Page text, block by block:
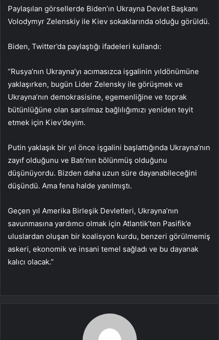
Paylaşılan görsellerde Biden’ın Ukrayna Devlet Başkanı
Volodymyr Zelenskiy ile Kiev sokaklarında olduğu görüldü.
Biden, Twitter’da paylaştığı ifadeleri kullandı:
“Rusya’nın Ukrayna’yı acımasızca işgalinin yıldönümüne
yaklaşırken, bugün Lider Zelensky ile görüşmek ve
Ukrayna’nın demokrasisine, egemenliğine ve toprak
bütünlüğüne olan sarsılmaz bağlılığımızı yeniden teyit
etmek için Kiev’deyim.
Putin yaklaşık bir yıl önce işgalini başlattığında Ukrayna’nın
zayıf olduğunu ve Batı’nın bölünmüş olduğunu
düşünüyordu. Bizden daha uzun süre dayanabileceğini
düşündü. Ama fena halde yanılmıştı.
Geçen yıl Amerika Birleşik Devletleri, Ukrayna’nın
savunmasına yardımcı olmak için Atlantik’ten Pasifik’e
uluslardan oluşan bir koalisyon kurdu, benzeri görülmemiş
askeri, ekonomik ve insani temel sağladı ve bu dayanak
kalıcı olacak.”